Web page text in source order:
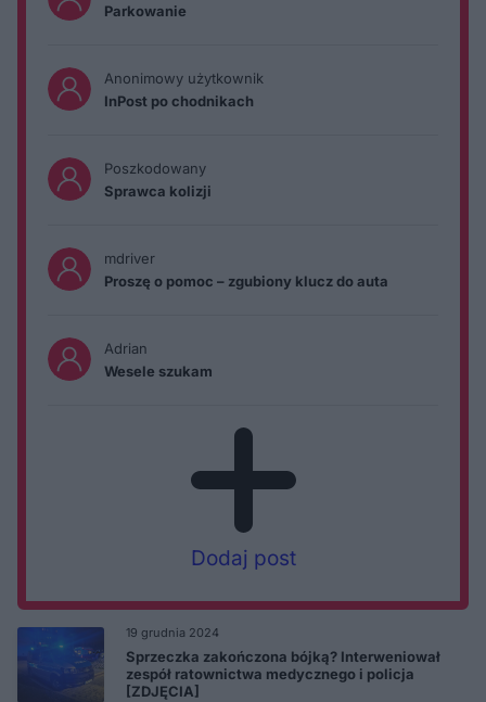
19 grudnia 2024
Sprzeczka zakończona bójką? Interweniował
zespół ratownictwa medycznego i policja
[ZDJĘCIA]
Parkowanie
Anonimowy użytkownik
InPost po chodnikach
Poszkodowany
Sprawca kolizji
mdriver
Proszę o pomoc – zgubiony klucz do auta
Adrian
Wesele szukam
Dodaj post